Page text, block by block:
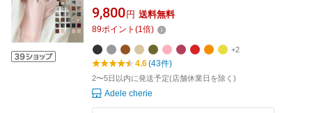
ズ カシミヤ100% マフラー大判 厚手 きれいめ
チェック柄 シンプル オフィス 誕生日 プレゼン
ト ギフト 卒業 入学 ミセス 送料無料
9,800 円 送料無料
89ポイント (1倍)
+2
4.6(43件)
2〜5日以内に発送予定(店舗休業日を除く)
Adele cherie